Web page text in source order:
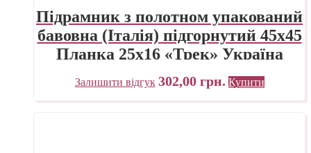
Підрамник з полотном упакований
бавовна (Італія) підгорнутий 45х45
Планка 25х16 «Трек» Україна
Залишити відгук 302,00 грн. Купити